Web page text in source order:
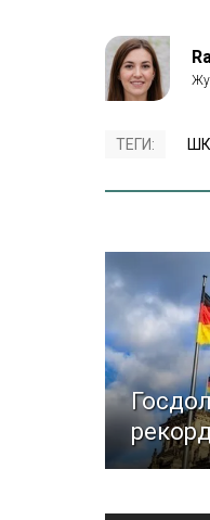
ТЕГИ: